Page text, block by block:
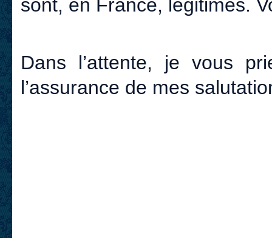
sont, en France, légitimes.
Dans l’attente, je vous
l’assurance de mes